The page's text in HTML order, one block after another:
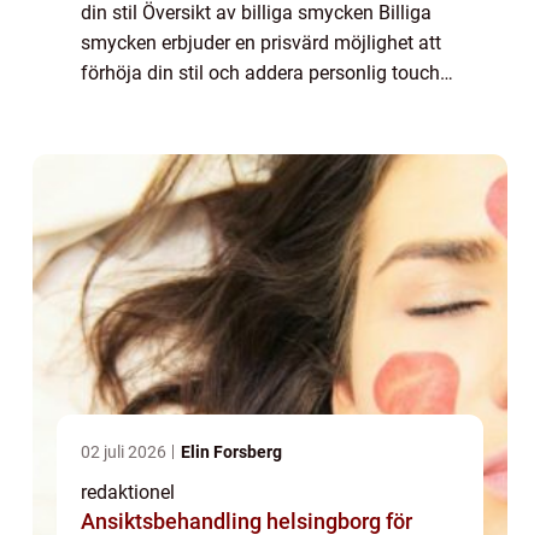
din stil Översikt av billiga smycken Billiga
smycken erbjuder en prisvärd möjlighet att
förhöja din stil och addera personlig touch
02 juli 2026 Elin Forsberg
redaktionel
Ansiktsbehandling helsingborg för